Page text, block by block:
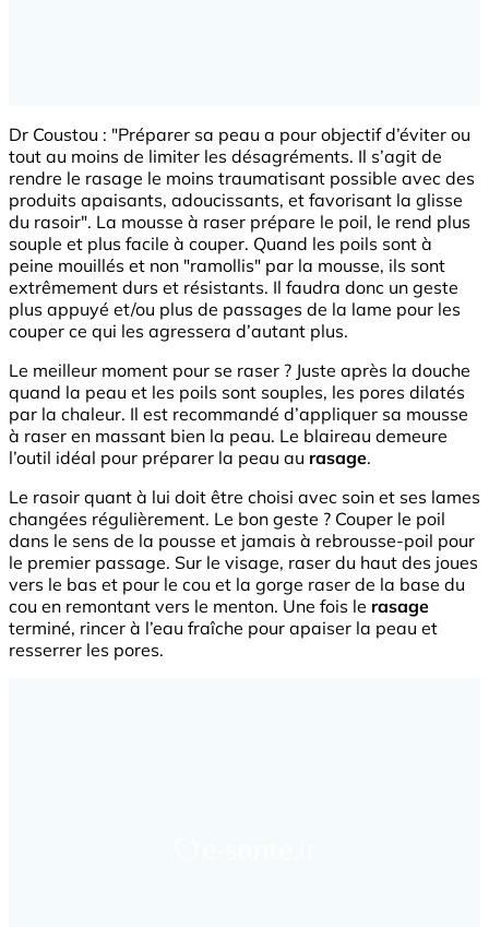
Dr Coustou : "Préparer sa peau a pour objectif d’éviter ou
tout au moins de limiter les désagréments. Il s’agit de
rendre le rasage le moins traumatisant possible avec des
produits apaisants, adoucissants, et favorisant la glisse
du rasoir". La mousse à raser prépare le poil, le rend plus
souple et plus facile à couper. Quand les poils sont à
peine mouillés et non "ramollis" par la mousse, ils sont
extrêmement durs et résistants. Il faudra donc un geste
plus appuyé et/ou plus de passages de la lame pour les
couper ce qui les agressera d’autant plus.
Le meilleur moment pour se raser ? Juste après la douche
quand la peau et les poils sont souples, les pores dilatés
par la chaleur. Il est recommandé d’appliquer sa mousse
à raser en massant bien la peau. Le blaireau demeure
l’outil idéal pour préparer la peau au rasage.
Le rasoir quant à lui doit être choisi avec soin et ses lames
changées régulièrement. Le bon geste ? Couper le poil
dans le sens de la pousse et jamais à rebrousse-poil pour
le premier passage. Sur le visage, raser du haut des joues
vers le bas et pour le cou et la gorge raser de la base du
cou en remontant vers le menton. Une fois le rasage
terminé, rincer à l’eau fraîche pour apaiser la peau et
resserrer les pores.